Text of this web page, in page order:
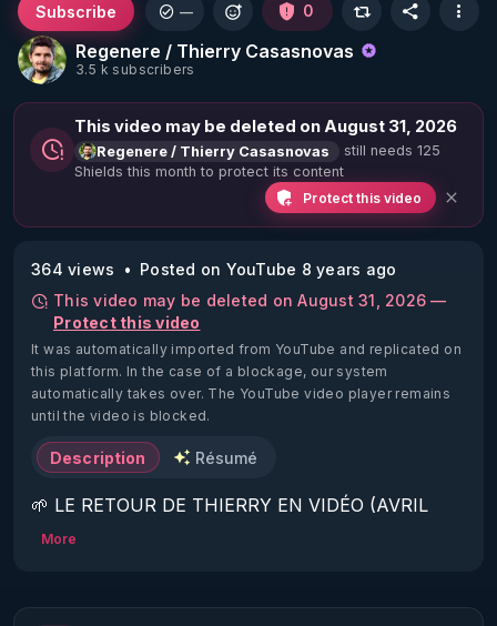
Regenere / Thierry Casasnovas
3.5 k subscribers
Subscribe — 0
This video may be deleted on August 31, 2026
Regenere / Thierry Casasnovas
still needs 125
Shields this month to protect its content
Protect this video
364 views
Posted on YouTube 8 years ago
This video may be deleted on August 31, 2026 —
Protect this video
It was automatically imported from YouTube and replicated on
this platform. In the case of a blockage, our system
automatically takes over. The YouTube video player remains
until the video is blocked.
Description Résumé
🌱 LE RETOUR DE THIERRY EN VIDÉO (AVRIL
2022)!
https://www.rgnr.fr/presentation.html
More